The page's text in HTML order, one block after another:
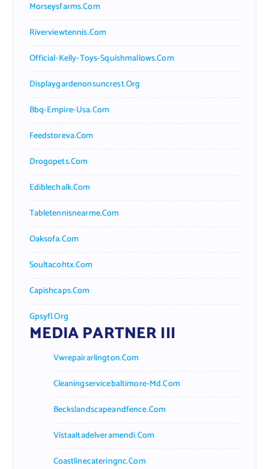
Morseysfarms.com
Riverviewtennis.com
Official-Kelly-Toys-Squishmallows.com
Displaygardenonsuncrest.org
Bbq-Empire-Usa.com
Feedstoreva.com
Drogopets.com
Ediblechalk.com
Tabletennisnearme.com
Oaksofa.com
Soultacohtx.com
Capishcaps.com
Gpsyfl.org
MEDIA PARTNER III
Vwrepairarlington.com
Cleaningservicebaltimore-Md.com
Beckslandscapeandfence.com
Vistaaltadelveramendi.com
Coastlinecateringnc.com